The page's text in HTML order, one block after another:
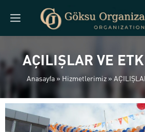
AÇILIŞLAR VE
Anasayfa» Hizmetlerimiz»